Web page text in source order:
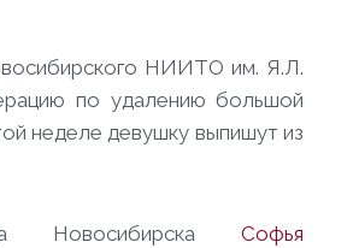
НИИТО им. Я.Л.
по удалению большой
неделе девушку выпишут из
НовосибирскаСофья